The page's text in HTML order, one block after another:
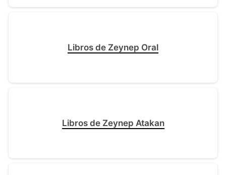
Libros de Zeynep Oral
Libros de Zeynep Atakan